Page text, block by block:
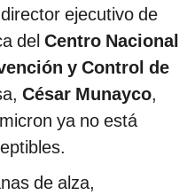
ejecutivo de
del Centro Nacional
y Control de
César Munayco,
ya no está
de alza,